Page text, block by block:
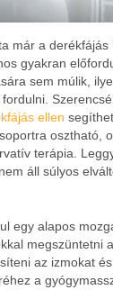
már a
gyakran
sem múlik,
ellen
osztható,
terápia.
áll súlyos
egy alapos
megszüntetni
az izmokat
a